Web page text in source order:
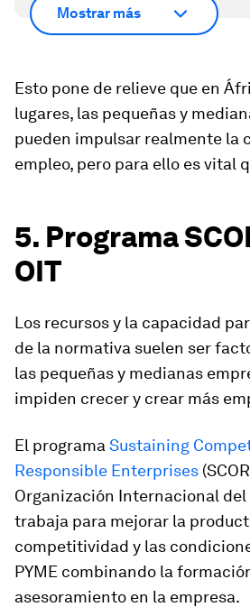
Mostrar más
Esto pone de relieve que en
lugares, las pequeñas y
pueden impulsar realmente la
empleo, pero para ello es vital
5. Programa
OIT
Los recursos y la capacidad
de la normativa suelen ser
las pequeñas y medianas
impiden crecer y crear más
El programa Sustaining
Responsible Enterprises
Organización Internacional del
trabaja para mejorar la
competitividad y las
PYME combinando la
asesoramiento en la empresa.